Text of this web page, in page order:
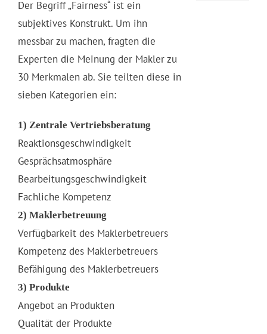
Der Begriff „Fairness“ ist ein
subjektives Konstrukt. Um ihn
messbar zu machen, fragten die
Experten die Meinung der Makler zu
30 Merkmalen ab. Sie teilten diese in
sieben Kategorien ein:
1) Zentrale Vertriebsberatung
Reaktionsgeschwindigkeit
Gesprächsatmosphäre
Bearbeitungsgeschwindigkeit
Fachliche Kompetenz
2) Maklerbetreuung
Verfügbarkeit des Maklerbetreuers
Kompetenz des Maklerbetreuers
Befähigung des Maklerbetreuers
3) Produkte
Angebot an Produkten
Qualität der Produkte